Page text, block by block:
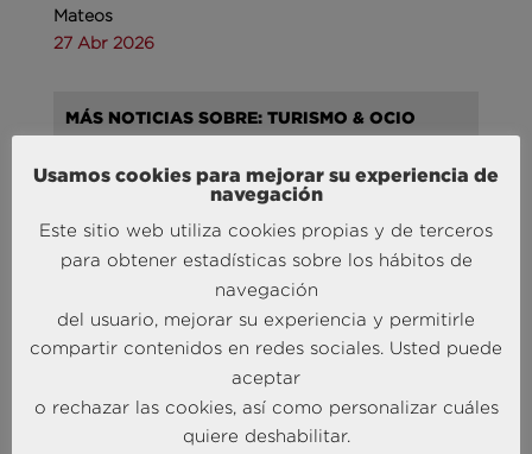
Mateos
27 Abr 2026
MÁS NOTICIAS SOBRE: TURISMO & OCIO
Agencias de viajes: del mostrador al taller de
experiencias
MÁS NOTICIAS SOBRE: CUSTOMER
Usamos cookies para mejorar su experiencia de
navegación
Este sitio web utiliza cookies propias y de terceros
para obtener estadísticas sobre los hábitos de
navegación
del usuario, mejorar su experiencia y permitirle
compartir contenidos en redes sociales. Usted puede
aceptar
o rechazar las cookies, así como personalizar cuáles
quiere deshabilitar.